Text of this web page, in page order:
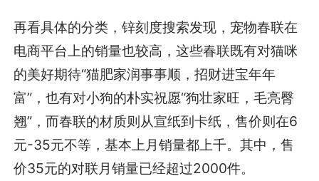
再看具体的分类，锌刻度搜索发现，宠物春联在
电商平台上的销量也较高，这些春联既有对猫咪
的美好期待“猫肥家润事事顺，招财进宝年年
富”，也有对小狗的朴实祝愿“狗壮家旺，毛亮臀
翘”，而春联的材质则从宣纸到卡纸，售价则在6
元-35元不等，基本上月销量都上千。其中，售
价35元的对联月销量已经超过2000件。